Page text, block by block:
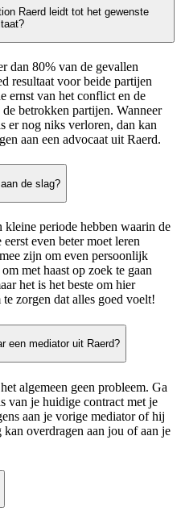
Raerd leidt tot het gewenste
dan 80% van de gevallen
resultaat voor beide partijen
ernst van het conflict en de
betrokken partijen. Wanneer
er nog niks verloren, dan kan
aan een advocaat uit Raerd.
de slag?
periode hebben waarin de
even beter moet leren
zijn om even persoonlijk
met haast op zoek te gaan
het is het beste om hier
zorgen dat alles goed voelt!
een mediator uit Raerd?
algemeen geen probleem. Ga
van je huidige contract met je
aan je vorige mediator of hij
overdragen aan jou of aan je